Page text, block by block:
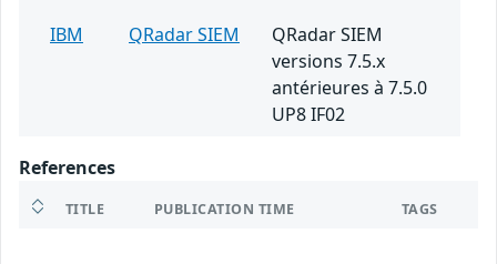
IBM
QRadar SIEM
QRadar SIEM
versions 7.5.x
antérieures à 7.5.0
UP8 IF02
References
TITLE PUBLICATION TIME TAGS